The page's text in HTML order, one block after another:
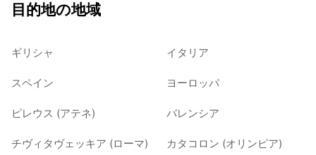
目的地の地域
ギリシャ イタリア
スペイン ヨーロッパ
ピレウス (アテネ) バレンシア
チヴィタヴェッキア (ローマ) カタコロン (オリンピア)